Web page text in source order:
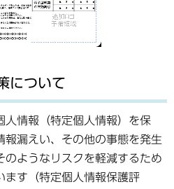
について
人情報（特定個人情報）を保
報漏えい、その他の事態を発生
のようなリスクを軽減するため
ます（特定個人情報保護評